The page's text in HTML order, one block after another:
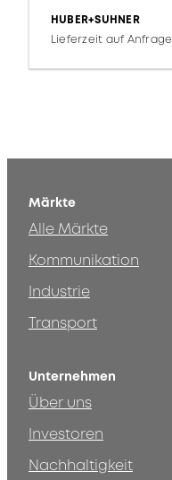
HUBER+SUHNER
Lieferzeit auf Anfrage
Märkte
Alle Märkte
Kommunikation
Industrie
Transport
Unternehmen
Über uns
Investoren
Nachhaltigkeit